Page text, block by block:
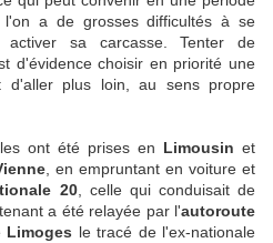
l'on a de grosses difficultés à se
activer sa carcasse. Tenter de
d'évidence choisir en priorité une
d'aller plus loin, au sens propre
ont été prises en Limousin et
, en empruntant en voiture et
20, celle qui conduisait de
a été relayée par l'autoroute
Limoges le tracé de l'ex-nationale